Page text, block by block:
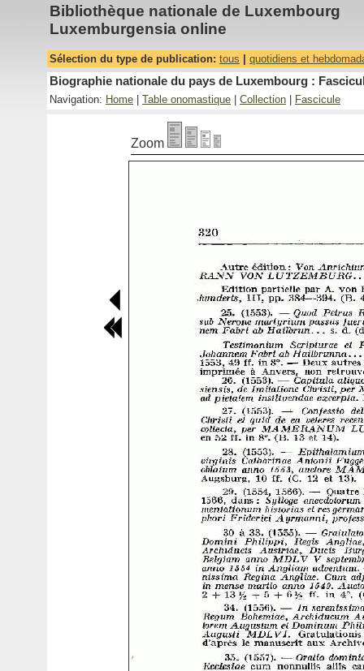
Bibliothèque nationale de Luxembourg
Luxemburgensia online
Sélection du type de publication: tous quotidiens et
Biographie nationale du pays de Luxembourg :
Navigation: Home Table onomastique Collection Fascicule
Zoom